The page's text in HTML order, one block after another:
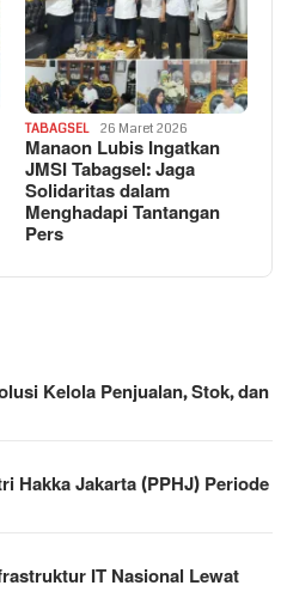
TABAGSEL 26 Maret 2026
Manaon Lubis Ingatkan
JMSI Tabagsel: Jaga
Solidaritas dalam
Menghadapi Tantangan
Pers
Kelola Penjualan, Stok, dan
Hakka Jakarta (PPHJ) Periode
IT Nasional Lewat